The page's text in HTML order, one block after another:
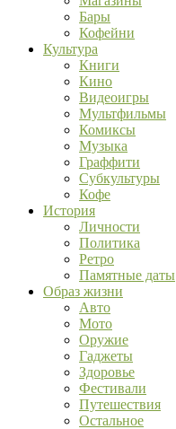
Бары
Кофейни
Культура
Книги
Кино
Видеоигры
Мультфильмы
Комиксы
Музыка
Граффити
Субкультуры
Кофе
История
Личности
Политика
Ретро
Памятные даты
Образ жизни
Авто
Мото
Оружие
Гаджеты
Здоровье
Фестивали
Путешествия
Остальное